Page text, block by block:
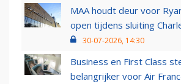
MAA houdt deur voor
open tijdens sluiting
30-07-2026, 14:30
Business en First Class
belangrijker voor Air